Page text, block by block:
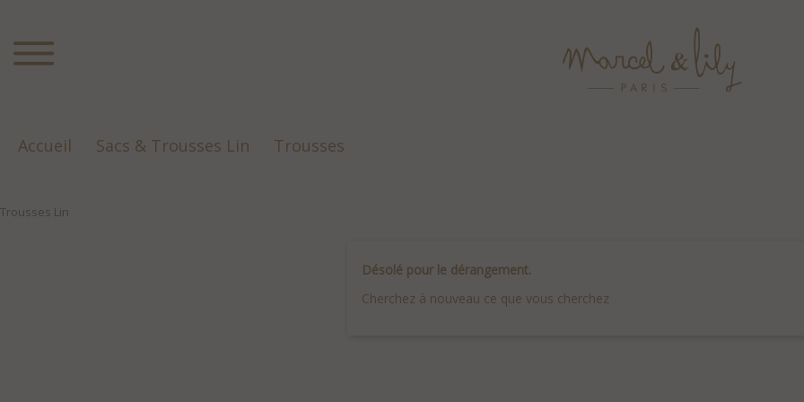
Accueil Sacs & Trousses Lin Trousses
Trousses Lin
Désolé pour le dérangement.
Cherchez à nouveau ce que vous cherchez